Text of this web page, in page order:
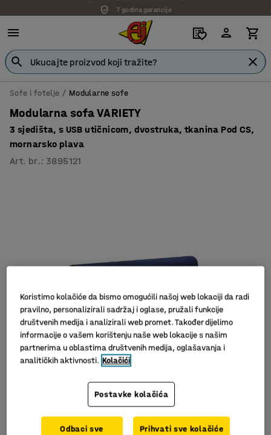
7 godina garancije
Sofe i fotelje Modularne sofe
Modularna sofa VARIETY
3 sjedišta, s USB utičnicom, dvostruka, tkanina Pod CS,
mornarsko plava
Art. br. : 3895121
Koristimo kolačiće da bismo omogućili našoj web lokaciji da radi
pravilno, personalizirali sadržaj i oglase, pružali funkcije
društvenih medija i analizirali web promet. Također dijelimo
informacije o vašem korištenju naše web lokacije s našim
partnerima u oblastima društvenih medija, oglašavanja i
analitičkih aktivnosti. Kolačići
Postavke kolačića
Odbaci sve Prihvati sve kolačiće